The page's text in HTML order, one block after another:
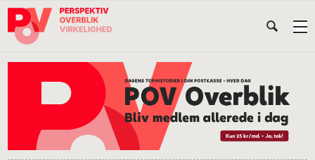
Gå
direkte
Skip
indhold
Gå
direkte